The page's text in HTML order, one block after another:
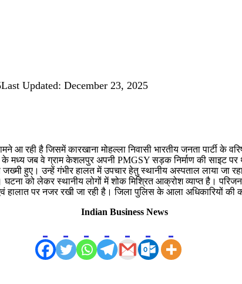
Last Updated: December 23, 2025
रही है जिसमें कारखाना मोहल्ला निवासी भारतीय जनता पार्टी के
मध्य जब वे ग्राम केशलपुर अपनी PMGSY सड़क निर्माण की साइट
हुए। उन्हें गंभीर हालत में उपचार हेतु स्थानीय अस्पताल लाया जा
घटना को लेकर स्थानीय लोगों में शोक मिश्रित आक्रोश व्याप्त है।
हालात पर नजर रखी जा रही है। जिला पुलिस के आला अधिकारियों
Indian Business News